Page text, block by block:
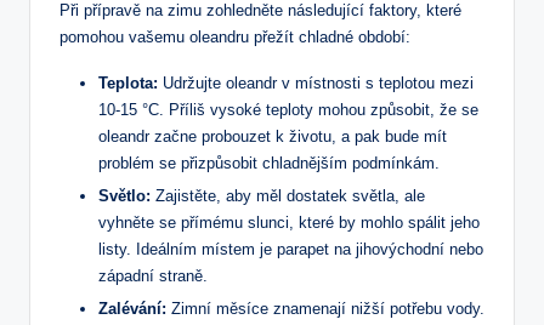
Při přípravě na​ zimu ​zohledněte následující faktory, které
pomohou vašemu oleandru přežít chladné⁤ období:
Teplota: Udržujte oleandr v místnosti s ‌teplotou mezi
10-15 ⁣°C.⁢ Příliš ‍vysoké teploty mohou⁣ způsobit,⁢ že⁣ se ​
oleandr⁤ začne ⁣probouzet‌ k‌ životu, a pak bude mít
problém⁢ se přizpůsobit chladnějším podmínkám.
Světlo: Zajistěte, aby měl dostatek ‍světla, ⁤ale
‍vyhněte ⁢se přímému slunci, které by mohlo spálit jeho
listy. Ideálním místem je parapet na jihovýchodní nebo
západní straně.
Zalévání: Zimní měsíce znamenají ‍nižší​ potřebu vody.